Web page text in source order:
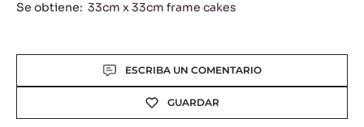
Se obtiene: 33cm x 33cm frame cakes
ESCRIBA UN COMENTARIO
GUARDAR